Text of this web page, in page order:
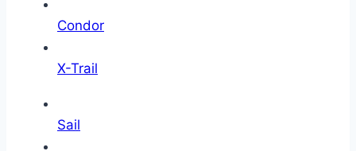
Condor
X-Trail
Sail